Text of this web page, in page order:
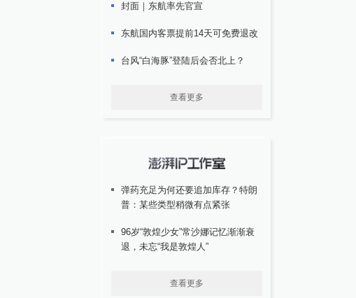
封面｜东航率先官宣
东航国内客票提前14天可免费退改
台风“白海豚”登陆后会否北上？
查看更多
弹药充足为何还要追加库存？特朗
普：某些类型稍微有点紧张
96岁“敦煌少女”常沙娜记忆渐渐衰
退，未忘“我是敦煌人”
查看更多